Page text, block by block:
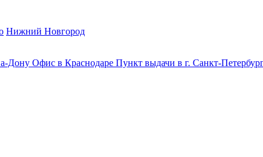
Нижний Новгород
Дону Офис в Краснодаре Пункт выдачи в г. Санкт-